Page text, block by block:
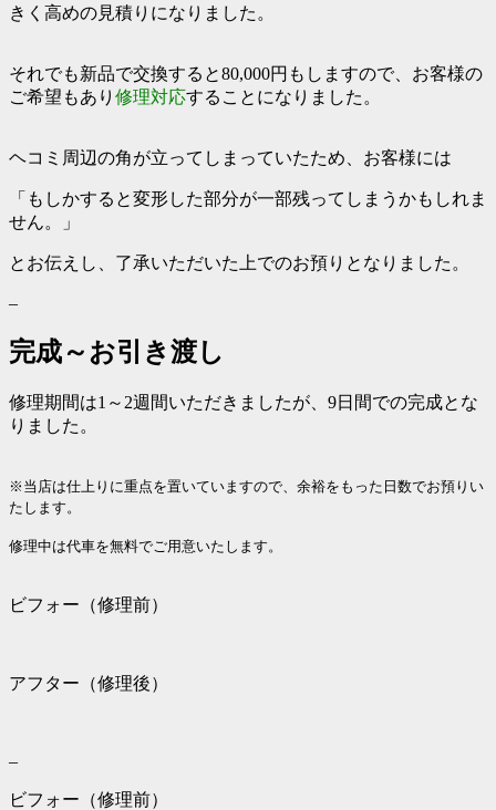
きく高めの見積りになりました。
それでも新品で交換すると80,000円もしますので、お客様の
ご希望もあり 修理対応することになりました。
ヘコミ周辺の角が立ってしまっていたため、お客様には
「もしかすると変形した部分が一部残ってしまうかもしれま
せん。」
とお伝えし、了承いただいた上でのお預りとなりました。
–
完成～お引き渡し
修理期間は1～2週間いただきましたが、9日間での完成とな
りました。
※当店は仕上りに重点を置いていますので、余裕をもった日数でお預りい
たします。
修理中は代車を無料でご用意いたします。
ビフォー（修理前）
アフター（修理後）
–
ビフォー（修理前）